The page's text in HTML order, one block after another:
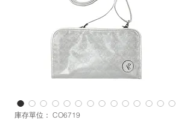
庫存單位： CO6719